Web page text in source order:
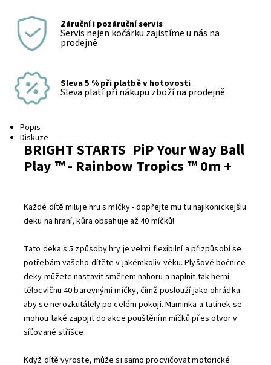
Záruční i pozáruční servis
Servis nejen kočárku zajistíme u nás na
prodejně
Sleva 5 % při platbě v hotovosti
Sleva platí při nákupu zboží na prodejně
Popis
Diskuze
BRIGHT STARTS PiP Your Way Ball
Play ™ - Rainbow Tropics ™ 0m +
Každé dítě miluje hru s míčky - dopřejte mu tu najikonickejšiu
deku na hraní, kůra obsahuje až 40 míčků!
Tato deka s 5 způsoby hry je velmi flexibilní a přizpůsobí se
potřebám vašeho dítěte v jakémkoliv věku. Plyšové bočnice
deky můžete nastavit směrem nahoru a naplnit tak herní
tělocvičnu 40 barevnými míčky, čímž poslouží jako ohrádka
aby se nerozkutálely po celém pokoji. Maminka a tatínek se
mohou také zapojit do akce pouštěním míčků přes otvor v
síťované stříšce.
Když dítě vyroste, může si samo procvičovat motorické